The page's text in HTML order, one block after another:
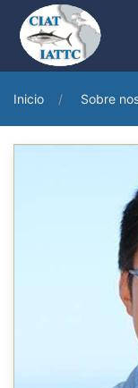
Inicio Sobre